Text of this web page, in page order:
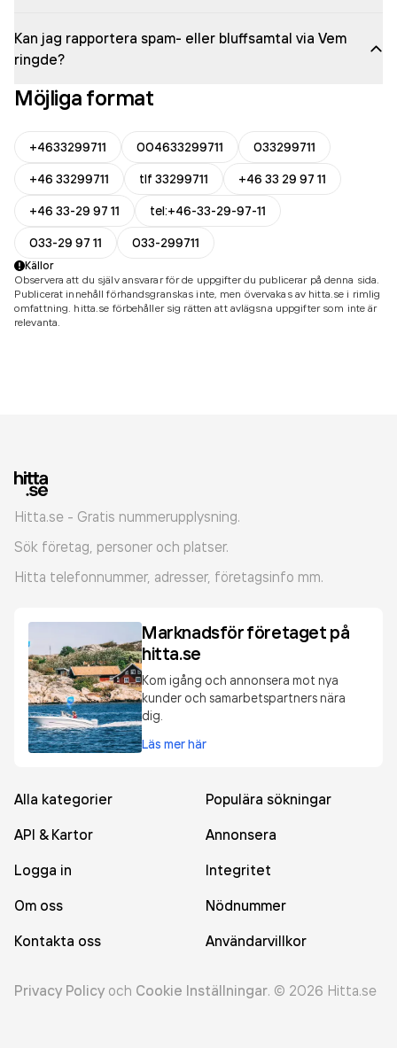
Kan jag rapportera spam- eller bluffsamtal via Vem
ringde?
Möjliga format
+4633299711 004633299711
033299711
+46 33299711
tlf 33299711
+46 33 29 97 11
+46 33-29 97 11
tel:+46-33-29-97-11
033-29 97 11
033-299711
Källor
Observera att du själv ansvarar för de uppgifter du publicerar på denna sida.
Publicerat innehåll förhandsgranskas inte, men övervakas av hitta.se i rimlig
omfattning. hitta.se förbehåller sig rätten att avlägsna uppgifter som inte är
relevanta.
Hitta.se - Gratis nummerupplysning.
Sök företag, personer och platser.
Hitta telefonnummer, adresser, företagsinfo mm.
Marknadsför företaget på
hitta.se
Kom igång och annonsera mot nya
kunder och samarbetspartners nära
dig.
Läs mer här
Alla kategorier
Populära sökningar
API & Kartor
Annonsera
Logga in
Integritet
Om oss
Nödnummer
Kontakta oss
Användarvillkor
Privacy Policy och Cookie Inställningar. © 2026 Hitta.se